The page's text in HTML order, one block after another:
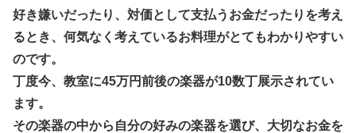
好き嫌いだったり、対価として支払うお金だったりを考え
るとき、何気なく考えているお料理がとてもわかりやすい
のです。
丁度今、教室に45万円前後の楽器が10数丁展示されてい
ます。
その楽器の中から自分の好みの楽器を選び、大切なお金を